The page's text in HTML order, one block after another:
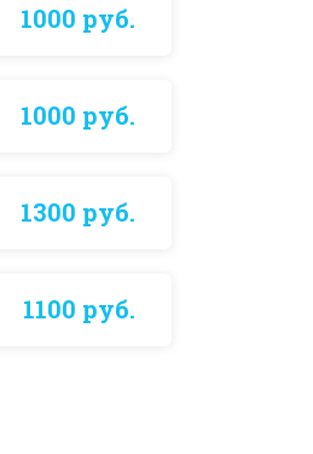
1000 руб.
1000 руб.
1300 руб.
1100 руб.